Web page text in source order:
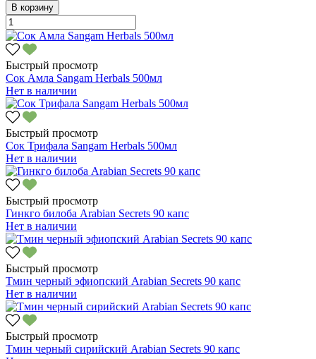
В корзину
Быстрый просмотр
Сок Амла Sangam Herbals 500мл
Нет в наличии
Быстрый просмотр
Сок Трифала Sangam Herbals 500мл
Нет в наличии
Быстрый просмотр
Гинкго билоба Arabian Secrets 90 капс
Нет в наличии
Быстрый просмотр
Тмин черный эфиопский Arabian Secrets 90 капс
Нет в наличии
Быстрый просмотр
Тмин черный сирийский Arabian Secrets 90 капс